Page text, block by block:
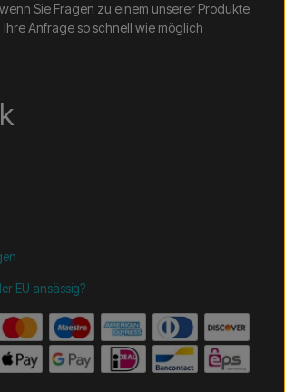
Sie Fragen zu einem unserer Produkte
Anfrage so schnell wie möglich
EU ansässig?